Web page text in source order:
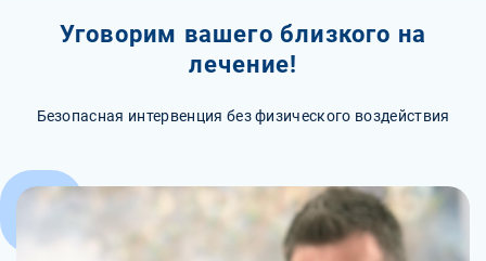
Уговорим вашего близкого на
лечение!
Безопасная интервенция без физического воздействия